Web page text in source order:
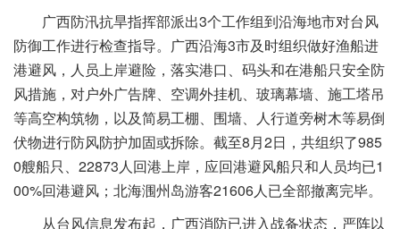
广西防汛抗旱指挥部派出3个工作组到沿海地市对台风
防御工作进行检查指导。广西沿海3市及时组织做好渔船进
港避风，人员上岸避险，落实港口、码头和在港船只安全防
风措施，对户外广告牌、空调外挂机、玻璃幕墙、施工塔吊
等高空构筑物，以及简易工棚、围墙、人行道旁树木等易倒
伏物进行防风防护加固或拆除。截至8月2日，共组织了985
0艘船只、22873人回港上岸，应回港避风船只和人员均已1
00%回港避风；北海涠州岛游客21606人已全部撤离完毕。
从台风信息发布起，广西消防已进入战备状态，严阵以